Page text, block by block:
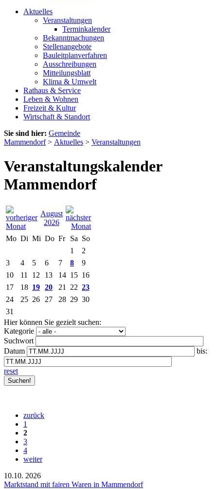
Aktuelles
Veranstaltungen
Terminkalender
Bekanntmachungen
Stellenangebote
Bauleitplanverfahren
Ausschreibungen
Mitteilungsblatt
Klima & Umwelt
Rathaus & Service
Leben & Wohnen
Freizeit & Kultur
Wirtschaft & Standort
Sie sind hier: Gemeinde
Mammendorf> Aktuelles > Veranstaltungen
Veranstaltungskalender
Mammendorf
August
2026
Mo Di Mi Do Fr Sa So
1
2
3
4 5 6 7 8
9
10
11 12 13 14 15 16
17
18 19 20 21 22 23
24
25 26 27 28 29 30
31
Hier können Sie gezielt suchen:
Kategorie
Suchwort
Datum
bis:
reset
zurück
1
2
3
4
weiter
10.10. 2026
Marktstand mit fairen Waren in Mammendorf